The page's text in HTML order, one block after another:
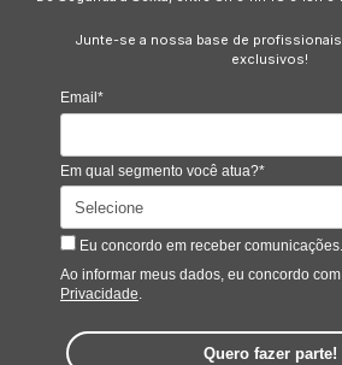
Junte-se a nossa base de profissionais
exclusivos!
Email*
Em qual segmento você atua?*
Eu concordo em receber comunicações.
Ao informar meus dados, eu concordo com
Privacidade
Quero fazer parte!